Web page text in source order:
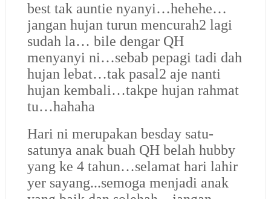
best tak auntie nyanyi…hehehe…
jangan hujan turun mencurah2 lagi
sudah la… bile dengar QH
menyanyi ni…sebab pepagi tadi dah
hujan lebat…tak pasal2 aje nanti
hujan kembali…takpe hujan rahmat
tu…hahaha
Hari ni merupakan besday satu-
satunya anak buah QH belah hubby
yang ke 4 tahun…selamat hari lahir
yer sayang...semoga menjadi anak